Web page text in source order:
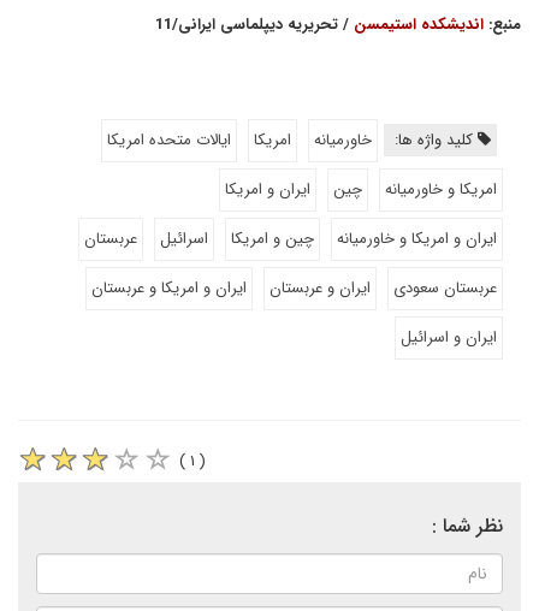
منبع: اندیشکده استیمسن / تحریریه دیپلماسی ایرانی/11
کلید واژه ها: خاورمیانه امریکا
ایالات متحده امریکا
امریکا و خاورمیانه
چین
ایران و امریکا
ایران و امریکا و خاورمیانه
چین و امریکا اسرائیل
عربستان
عربستان سعودی
ایران و عربستان
ایران و امریکا و عربستان
ایران و اسرائیل
( ۱ )
نظر شما :